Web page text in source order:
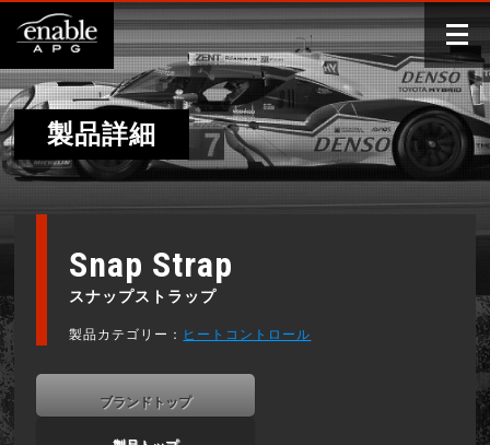
製品詳細
Snap Strap
スナップストラップ
製品カテゴリー： ヒートコントロール
ブランドトップ